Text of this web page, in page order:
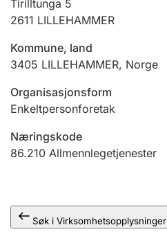
Jeger
Ektepaktveileder
Offentlig sektor
Tirilltunga 5
2611 LILLEHAMMER
Kommune, land
3405 LILLEHAMMER, Norge
Organisasjonsform
Enkeltpersonforetak
Næringskode
86.210 Allmennlegetjenester
Søk i Virksomhetsopplysninger